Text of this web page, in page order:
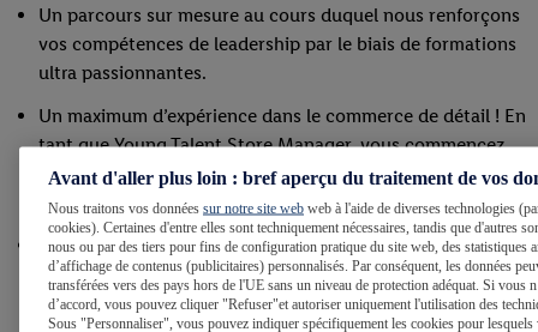
Un parcours sur mesure au cours duquel nous renforçons
vos compétences de leadership par le biais de formations
ultra passionnantes.
Un maximum d’expérience dans le commerce de détail ! En
tant que Young Talent Store Manager, vous commencez
au bas de l’échelle, mais vous transitez par toutes les
fonctions en un temps record.
Un package salarial intéressant avec entre autres une
voiture de société avec carte essence et budget car wash
et des chèques-repas.
Avant d'aller plus loin : bref aperçu du traitement de vos
Nous traitons vos données sur notre site web web à l'aide de diverses technologies
cookies). Certaines d'entre elles sont techniquement nécessaires, tandis que d'autres
nous ou par des tiers pour fins de configuration pratique du site web, des statistiques
d’affichage de contenus (publicitaires) personnalisés. Par conséquent, les données
transférées vers des pays hors de l'UE sans un niveau de protection adéquat. Si vous
d’accord, vous pouvez cliquer "Refuser"et autoriser uniquement l'utilisation des
Sous "Personnaliser", vous pouvez indiquer spécifiquement les cookies pour lesquels